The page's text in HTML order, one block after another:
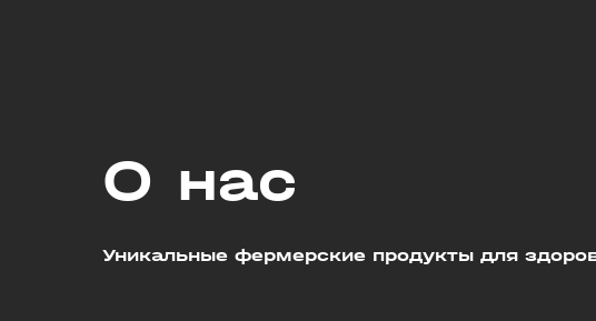
О нас
Уникальные фермерские продукты для